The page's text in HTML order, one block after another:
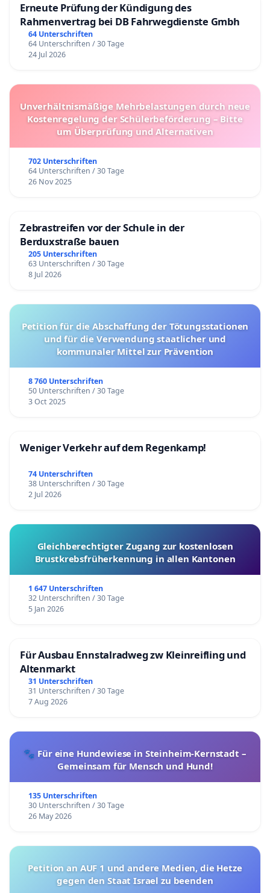
Erneute Prüfung der Kündigung des
Rahmenvertrag bei DB Fahrwegdienste Gmbh
64 Unterschriften
64 Unterschriften / 30 Tage
24 Jul 2026
Unverhältnismäßige Mehrbelastungen durch neue
Kostenregelung der Schülerbeförderung – Bitte
um Überprüfung und Alternativen
702 Unterschriften
64 Unterschriften / 30 Tage
26 Nov 2025
Zebrastreifen vor der Schule in der
Berduxstraße bauen
205 Unterschriften
63 Unterschriften / 30 Tage
8 Jul 2026
Petition für die Abschaffung der Tötungsstationen
und für die Verwendung staatlicher und
kommunaler Mittel zur Prävention
8 760 Unterschriften
50 Unterschriften / 30 Tage
3 Oct 2025
Weniger Verkehr auf dem Regenkamp!
74 Unterschriften
38 Unterschriften / 30 Tage
2 Jul 2026
Gleichberechtigter Zugang zur kostenlosen
Brustkrebsfrüherkennung in allen Kantonen
1 647 Unterschriften
32 Unterschriften / 30 Tage
5 Jan 2026
Für Ausbau Ennstalradweg zw Kleinreifling und
Altenmarkt
31 Unterschriften
31 Unterschriften / 30 Tage
7 Aug 2026
🐾 Für eine Hundewiese in Steinheim-Kernstadt –
Gemeinsam für Mensch und Hund!
135 Unterschriften
30 Unterschriften / 30 Tage
26 May 2026
Petition an AUF 1 und andere Medien, die Hetze
gegen den Staat Israel zu beenden